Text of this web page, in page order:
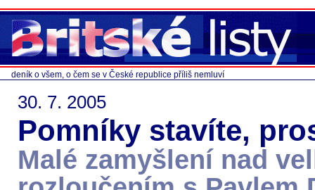
deník o všem, o čem se v České republice příliš nemluví
30. 7. 2005
Pomníky stavíte,
Malé zamyšlení nad